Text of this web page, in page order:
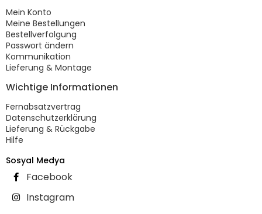
Mein Konto
Meine Bestellungen
Bestellverfolgung
Passwort ändern
Kommunikation
Lieferung & Montage
Wichtige Informationen
Fernabsatzvertrag
Datenschutzerklärung
Lieferung & Rückgabe
Hilfe
Sosyal Medya
Facebook
Instagram